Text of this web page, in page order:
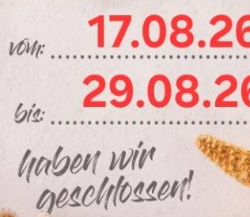
Schuh-Theurer
News, Schuhpflegetipps und aktuelle